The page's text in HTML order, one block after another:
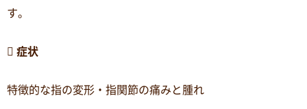
す。
 症状
特徴的な指の変形・指関節の痛みと腫れ